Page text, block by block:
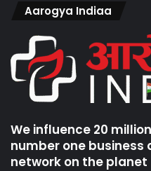
Aarogya Indiaa
We influence 20
number one business
network on the planet